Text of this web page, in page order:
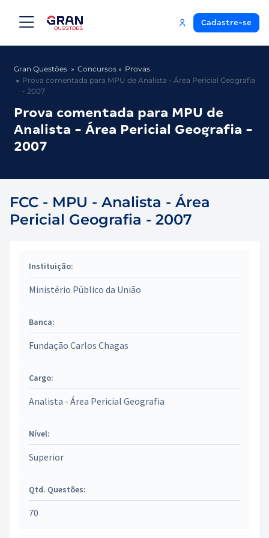
Cadastre-se
Gran Questões Concursos
Provas
Prova comentada para MPU de Analista - Área Pericial Geografia
- 2007
Prova comentada para MPU de
Analista - Área Pericial Geografia -
2007
FCC - MPU - Analista - Área
Pericial Geografia - 2007
Instituição:
Ministério Público da União
Banca:
Fundação Carlos Chagas
Cargo:
Analista - Área Pericial Geografia
Nível:
Superior
Qtd. Questões:
70